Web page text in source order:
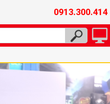
0913.300.414